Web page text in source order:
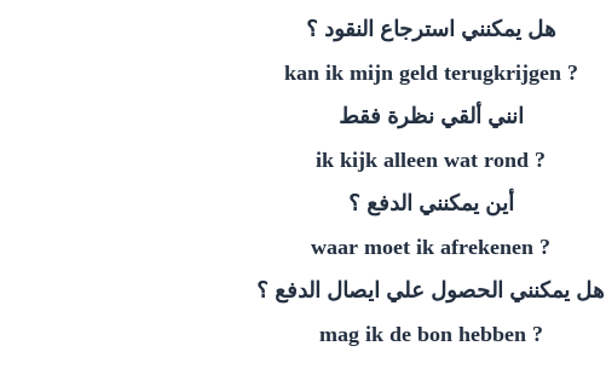
هل يمكنني استرجاع النقود ؟
? kan ik mijn geld terugkrijgen
انني ألقي نظرة فقط
? ik kijk alleen wat rond
أين يمكنني الدفع ؟
? waar moet ik afrekenen
هل يمكنني الحصول علي ايصال الدفع ؟
? mag ik de bon hebben